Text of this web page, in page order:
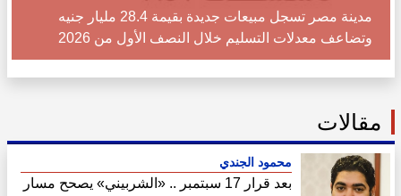
مدينة مصر تسجل مبيعات جديدة بقيمة 28.4 مليار جنيه
وتضاعف معدلات التسليم خلال النصف الأول من 2026
مقالات
محمود الجندي
بعد قرار 17 سبتمبر .. «الشربيني» يصحح مسار